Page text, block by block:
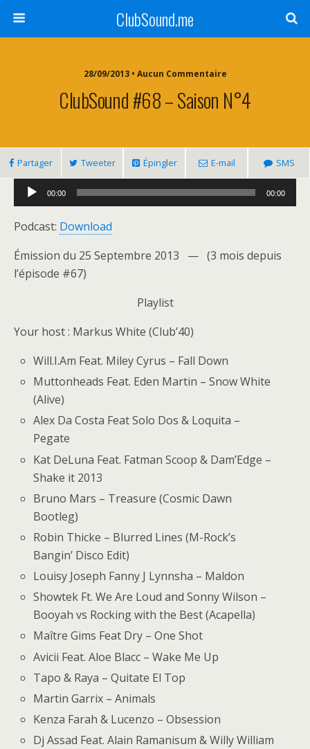
ClubSound.me
28/09/2013 • Aucun Commentaire
ClubSound #68 – Saison N°4
Partager Tweeter Épingler E-mail SMS
Lecteur
audio
00:00 00:00
Podcast: Download
Émission du 25 Septembre 2013 — (3 mois depuis
l’épisode #67)
Playlist
Your host : Markus White (Club’40)
Will.I.Am Feat. Miley Cyrus – Fall Down
Muttonheads Feat. Eden Martin – Snow White
(Alive)
Alex Da Costa Feat Solo Dos & Loquita –
Pegate
Kat DeLuna Feat. Fatman Scoop & Dam’Edge –
Shake it 2013
Bruno Mars – Treasure (Cosmic Dawn
Bootleg)
Robin Thicke – Blurred Lines (M-Rock’s
Bangin’ Disco Edit)
Louisy Joseph Fanny J Lynnsha – Maldon
Showtek Ft. We Are Loud and Sonny Wilson –
Booyah vs Rocking with the Best (Acapella)
Maître Gims Feat Dry – One Shot
Avicii Feat. Aloe Blacc – Wake Me Up
Tapo & Raya – Quitate El Top
Martin Garrix – Animals
Kenza Farah & Lucenzo – Obsession
Dj Assad Feat. Alain Ramanisum & Willy William